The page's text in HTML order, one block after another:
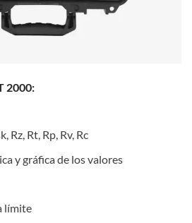
2000:
Rz, Rt, Rp, Rv, Rc
y gráfica de los valores
límite